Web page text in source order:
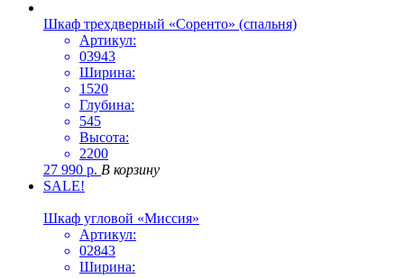
Шкаф трехдверный «Соренто» (спальня)
Артикул:
03943
Ширина:
1520
Глубина:
545
Высота:
2200
27 990 р. В корзину
SALE!
Шкаф угловой «Миссия»
Артикул:
02843
Ширина: